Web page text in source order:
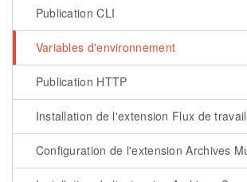
Publication CLI
Variables d'environnement
Publication HTTP
Installation de l'extension Flux de travail
Configuration de l'extension Archives